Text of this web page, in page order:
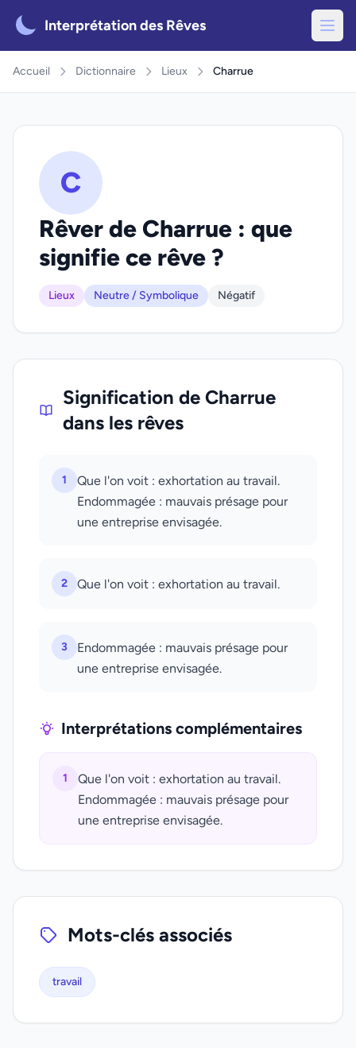
Interprétation des Rêves
Accueil Dictionnaire Lieux Charrue
C
Rêver de Charrue : que
signifie ce rêve ?
Lieux Neutre / Symbolique Négatif
Signification de Charrue
dans les rêves
1
Que l'on voit : exhortation au travail.
Endommagée : mauvais présage pour
une entreprise envisagée.
2 Que l'on voit : exhortation au travail.
3
Endommagée : mauvais présage pour
une entreprise envisagée.
Interprétations complémentaires
1
Que l'on voit : exhortation au travail.
Endommagée : mauvais présage pour
une entreprise envisagée.
Mots-clés associés
travail